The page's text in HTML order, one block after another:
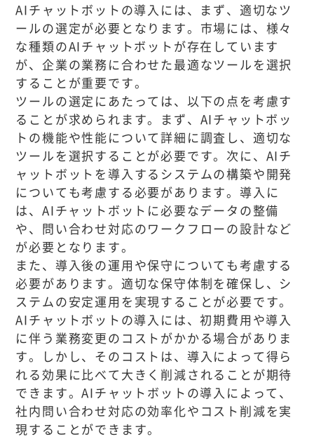
AIチャットボットの導入には、まず、適切なツ
ールの選定が必要となります。市場には、様々
な種類のAIチャットボットが存在しています
が、企業の業務に合わせた最適なツールを選択
することが重要です。
ツールの選定にあたっては、以下の点を考慮す
ることが求められます。まず、AIチャットボッ
トの機能や性能について詳細に調査し、適切な
ツールを選択することが必要です。次に、AIチ
ャットボットを導入するシステムの構築や開発
についても考慮する必要があります。導入に
は、AIチャットボットに必要なデータの整備
や、問い合わせ対応のワークフローの設計など
が必要となります。
また、導入後の運用や保守についても考慮する
必要があります。適切な保守体制を確保し、シ
ステムの安定運用を実現することが必要です。
AIチャットボットの導入には、初期費用や導入
に伴う業務変更のコストがかかる場合がありま
す。しかし、そのコストは、導入によって得ら
れる効果に比べて大きく削減されることが期待
できます。AIチャットボットの導入によって、
社内問い合わせ対応の効率化やコスト削減を実
現することができます。